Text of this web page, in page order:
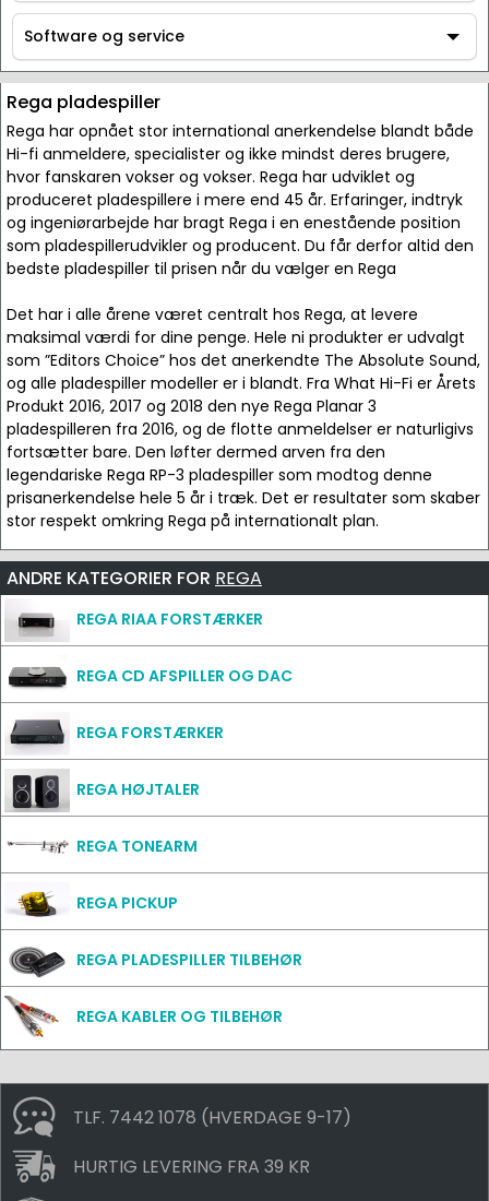
Tilbehør
Software og service
Software og service
Rega pladespiller
Rega har opnået stor international anerkendelse blandt både
Hi-fi anmeldere, specialister og ikke mindst deres brugere,
hvor fanskaren vokser og vokser. Rega har udviklet og
produceret pladespillere i mere end 45 år. Erfaringer, indtryk
og ingeniørarbejde har bragt Rega i en enestående position
som pladespillerudvikler og producent. Du får derfor altid den
bedste pladespiller til prisen når du vælger en Rega
Det har i alle årene været centralt hos Rega, at levere
maksimal værdi for dine penge. Hele ni produkter er udvalgt
som ”Editors Choice” hos det anerkendte The Absolute Sound,
og alle pladespiller modeller er i blandt. Fra What Hi-Fi er Årets
Produkt 2016, 2017 og 2018 den nye Rega Planar 3
pladespilleren fra 2016, og de flotte anmeldelser er naturligivs
fortsætter bare. Den løfter dermed arven fra den
legendariske Rega RP-3 pladespiller som modtog denne
prisanerkendelse hele 5 år i træk. Det er resultater som skaber
stor respekt omkring Rega på internationalt plan.
ANDRE KATEGORIER FOR REGA
REGA RIAA FORSTÆRKER
REGA CD AFSPILLER OG DAC
REGA FORSTÆRKER
REGA HØJTALER
REGA TONEARM
REGA PICKUP
REGA PLADESPILLER TILBEHØR
REGA KABLER OG TILBEHØR
TLF. 7442 1078 (HVERDAGE 9-17)
HURTIG LEVERING FRA 39 KR